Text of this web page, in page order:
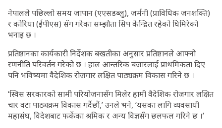
नेपालले पछिल्लो समय जापान (एएसडब्लु), जर्मनी (प्राविधिक जनशक्ति)
र कोरिया (ईपीएस) सँग गरेका सम्झौता सिप केन्द्रित रहेको घिमिरेको
भनाइ छ ।
प्रतिष्ठानका कार्यकारी निर्देशक बखतीका अनुसार प्रतिष्ठानले आफ्नो
रणनीति परिवर्तन गरेको छ । हाल आन्तरिक बजारलाई प्राथमिकता दिए
पनि भविष्यमा वैदेशिक रोजगार लक्षित पाठ्यक्रम विकास गरिने छ ।
‘स्विस सरकारको सामी परियोजनासँग मिलेर हामी वैदेशिक रोजगार लक्षित
चार वटा पाठ्यक्रम विकास गर्दैछौं,’ उनले भने, ‘यसका लागि व्यवसायी
महासंघ, विदेशबाट फर्केका श्रमिक र अन्य विज्ञसँग छलफल गरिने छ ।’